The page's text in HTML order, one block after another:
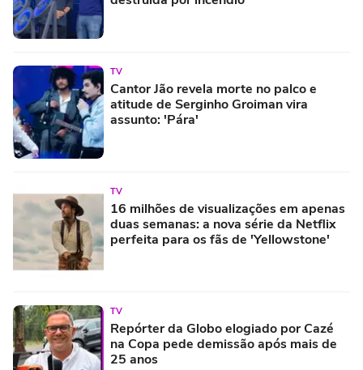
TV
Cantor Jão revela morte no palco e
atitude de Serginho Groiman vira
assunto: 'Pára'
TV
16 milhões de visualizações em apenas
duas semanas: a nova série da Netflix
perfeita para os fãs de 'Yellowstone'
TV
Repórter da Globo elogiado por Cazé
na Copa pede demissão após mais de
25 anos